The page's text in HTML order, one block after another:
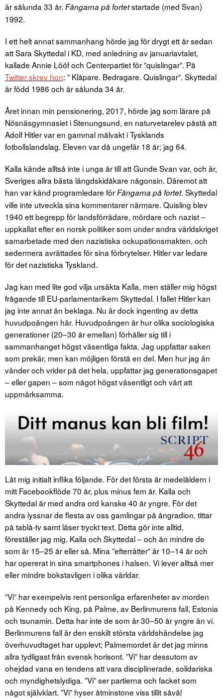
är sålunda 33 år. Fångarna på fortetstartade (med Svan)
1992.
I ett helt annat sammanhang hörde jag för drygt ett år sedan
att Sara Skyttedal i KD, med anledning av januariavtalet,
kallade Annie Lööf och Centerpartiet för ”quislingar”. På
Twitter skrev hon: ” Klåpare. Bedragare. Quislingar”. Skyttedal
är född 1986 och är sålunda 34 år.
Året innan min pensionering, 2017, hörde jag som lärare på
Nösnäsgymnasiet i Stenungsund, en naturvetarelev påstå att
Adolf Hitler var en gammal målvakt i Tysklands
fotbollslandslag. Eleven var då ungefär 18 år; jag 64.
Kalla kände alltså inte i unga år till att Gunde Svan var, och är,
Sveriges allra bästa längdskidåkare någonsin. Däremot att
han var känd programledare förFångarna på fortet. Skyttedal
ville inte utveckla sina kommentarer närmare. Quisling blev
1940 ett begrepp för landsförrädare, mördare och nazist –
uppkallat efter en norsk politiker som under andra världskriget
samarbetade med den nazistiska ockupationsmakten, och
sedermera avrättades för sina förbrytelser. Hitler var ledare
för det nazistiska Tyskland.
Jag kan med lite god vilja ursäkta Kalla, men ställer mig högst
frågande till EU-parlamentarikern Skyttedal. I fallet Hitler kan
jag inte annat än beklaga. Nu är dock ingenting av detta
huvudpoängen här. Huvudpoängen är hur olika sociologiska
generationer (20–30 år emellan) förhåller sig till i
sammanhanget högst väsentliga fakta. Jag uppfattar saken
som prekär, men kan möjligen förstå en del. Men hur jag än
vänder och vrider på det hela, uppfattar jag generationsgapet
– eller gapen – som något högst väsentligt och värt att
uppmärksamma.
Låt mig initialt inflika följande. För det första är medelåldern i
mitt Facebookflöde 70 år, plus minus fem år. Kalla och
Skyttedal är med andra ord kanske 40 år yngre. För det
andra lyssnar de flesta av oss gamlingar på ångradion, tittar
på tablå-tv samt läser tryckt text. Detta gör inte alltid,
föreställer jag mig, Kalla och Skyttedal – och än mindre de
som är 15–25 år eller så. Mina ”efterrätter” är 10–14 år och
har opererat in sina smartphones i halsen. Vi lever alltså mer
eller mindre bokstavligen i olika världar.
”Vi” har exempelvis rent personliga erfarenheter av morden
på Kennedy och King, på Palme, av Berlinmurens fall, Estonia
och tsunamin. Detta har inte de som är 30–50 år yngre än vi.
Berlinmurens fall är den enskilt största världshändelse jag
överhuvudtaget har upplevt; Palmemordet är det jag minns
allra tydligast från svensk horisont. ”Vi” har dessutom av
ohejdad vana en tendens att vara disciplinerade, solidariska
och myndighetslydiga. ”Vi” ser partierna och facket som
något självklart. ”Vi” hyser åtminstone viss tillit såväl